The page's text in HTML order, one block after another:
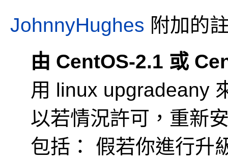
JohnnyHughes 附加的
由 CentOS-2.1 或
用 linux upgradeany
以若情況許可，重新
包括： 假若你進行升